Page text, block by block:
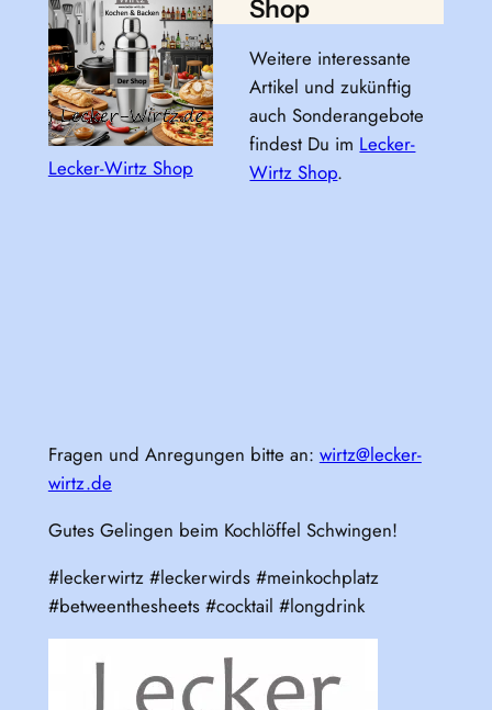
Lecker-Wirtz Shop
Shop
Weitere interessante
Artikel und zukünftig
auch Sonderangebote
findest Du im Lecker-
Wirtz Shop.
Fragen und Anregungen bitte an: wirtz@lecker-
wirtz.de
Gutes Gelingen beim Kochlöffel Schwingen!
#leckerwirtz #leckerwirds #meinkochplatz
#betweenthesheets #cocktail #longdrink